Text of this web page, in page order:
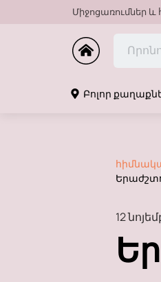
Միջոցառումներ
Բոլոր
12